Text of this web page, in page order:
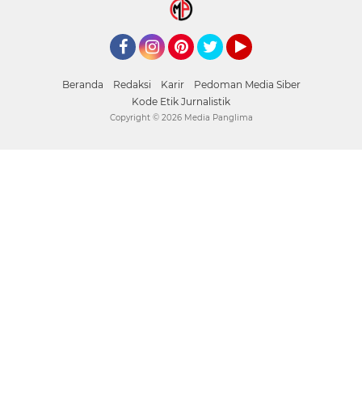
Beranda Redaksi Karir
Pedoman Media Siber
Kode Etik Jurnalistik
Copyright © 2026 Media Panglima